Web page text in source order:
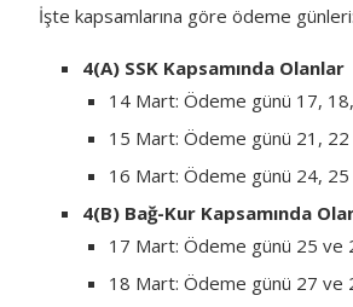
İşte kapsamlarına göre ödeme günleri:
4(A) SSK Kapsamında Olanlar
14 Mart: Ödeme günü 17,
15 Mart: Ödeme günü 21,
16 Mart: Ödeme günü 24,
4(B) Bağ-Kur Kapsamında
17 Mart: Ödeme günü 25 ve
18 Mart: Ödeme günü 27 ve